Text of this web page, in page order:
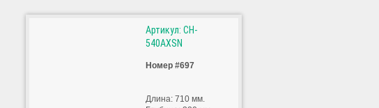
Артикул: CH-
540AXSN
Номер #697
Длина: 710 мм.